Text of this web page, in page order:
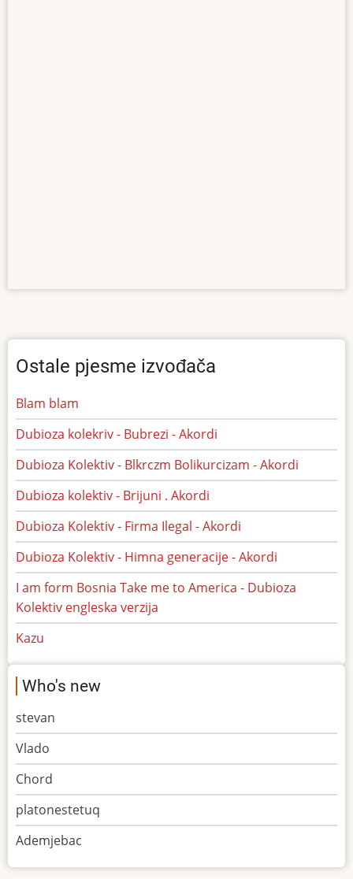
Ostale pjesme izvođača
Blam blam
Dubioza kolekriv - Bubrezi - Akordi
Dubioza Kolektiv - Blkrczm Bolikurcizam - Akordi
Dubioza kolektiv - Brijuni . Akordi
Dubioza Kolektiv - Firma Ilegal - Akordi
Dubioza Kolektiv - Himna generacije - Akordi
I am form Bosnia Take me to America - Dubioza
Kolektiv engleska verzija
Kazu
Who's new
stevan
Vlado
Chord
platonestetuq
Ademjebac